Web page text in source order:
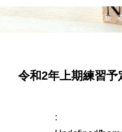
新
令和2年上期練習予
: